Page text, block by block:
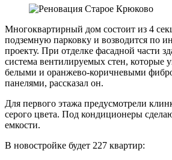
Многоквартирный дом состоит из 4
подземную парковку и возводится по
проекту. При отделке фасадной части
система вентилируемых стен, которые
белыми и оранжево-коричневыми
панелями, рассказал он.
Для первого этажа предусмотрели
серого цвета. Под кондиционеры
емкости.
В новостройке будет 227 квартир: